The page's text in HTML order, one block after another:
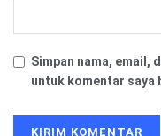
Simpan nama, email,
untuk komentar saya